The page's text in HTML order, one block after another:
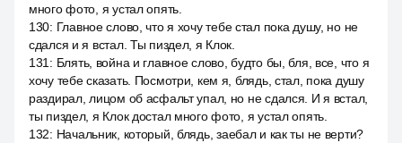
много фото, я устал опять.
130: Главное слово, что я хочу тебе стал пока душу, но не
сдался и я встал. Ты пиздел, я Клок.
131 : Блять, война и главное слово, будто бы, бля, все, что я
хочу тебе сказать. Посмотри, кем я, блядь, стал, пока душу
раздирал, лицом об асфальт упал, но не сдался. И я встал,
ты пиздел, я Клок достал много фото, я устал опять.
132: Начальник, который, блядь, заебал и как ты не верти?